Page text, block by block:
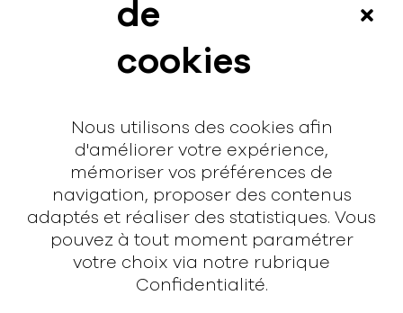
de
cookies
Nous utilisons des cookies afin
d'améliorer votre expérience,
mémoriser vos préférences de
navigation, proposer des contenus
adaptés et réaliser des statistiques. Vous
pouvez à tout moment paramétrer
votre choix via notre rubrique
Confidentialité.
Interview
Contact
hello@rodmusic.fr
SubmitHub
Groover
À propos